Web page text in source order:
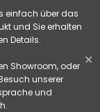
einfach über das
und Sie erhalten
Details.
Showroom, oder
unserer
und
✕